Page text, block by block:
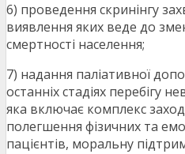
6) проведення скринінгу
виявлення яких веде до
смертності населення;
7) надання паліативної
останніх стадіях перебігу
яка включає комплекс
полегшення фізичних та
пацієнтів, моральну